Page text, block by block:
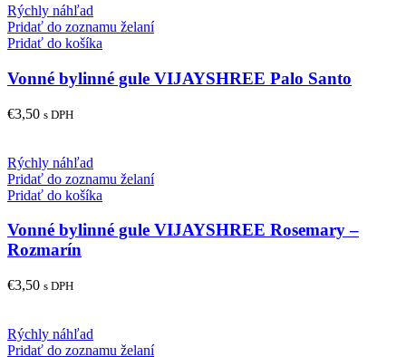
Rýchly náhľad
Pridať do zoznamu želaní
Pridať do košíka
Vonné bylinné gule VIJAYSHREE Palo Santo
€3,50 s DPH
Rýchly náhľad
Pridať do zoznamu želaní
Pridať do košíka
Vonné bylinné gule VIJAYSHREE Rosemary –
Rozmarín
€3,50 s DPH
Rýchly náhľad
Pridať do zoznamu želaní